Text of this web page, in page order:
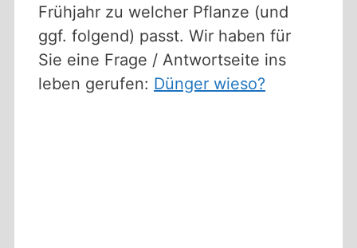
Frühjahr zu welcher Pflanze (und
ggf. folgend) passt. Wir haben für
Sie eine Frage / Antwortseite ins
leben gerufen: Dünger wieso?